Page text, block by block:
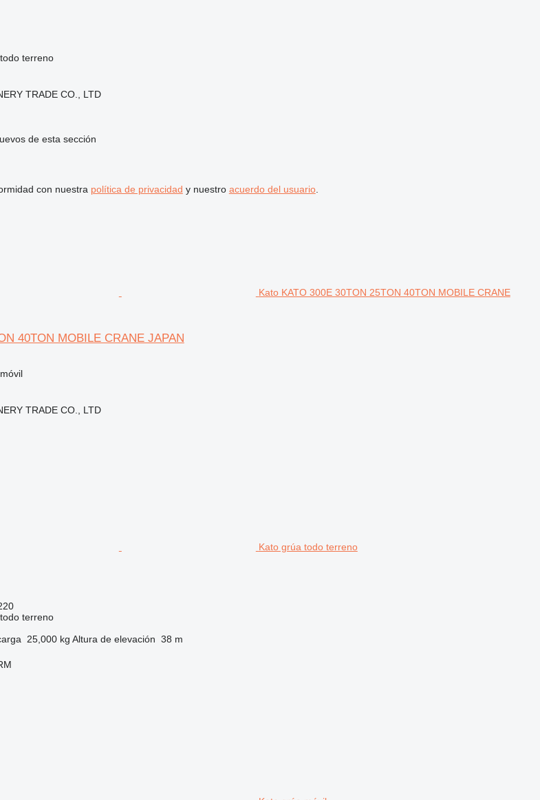
terreno
TRADE CO., LTD
de esta sección
con nuestra política de privacidad y nuestro acuerdo del usuario.
Kato KATO 300E 30TON 25TON 40TON MOBILE CRANE
40TON MOBILE CRANE JAPAN
TRADE CO., LTD
Kato grúa todo terreno
terreno
25,000 kg Altura de elevación 38 m